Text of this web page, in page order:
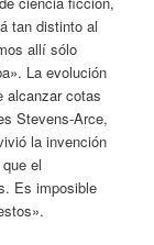
tan distinto al
allí sólo
La evolución
alcanzar cotas
Stevens-Arce,
la invención
el
Es imposible